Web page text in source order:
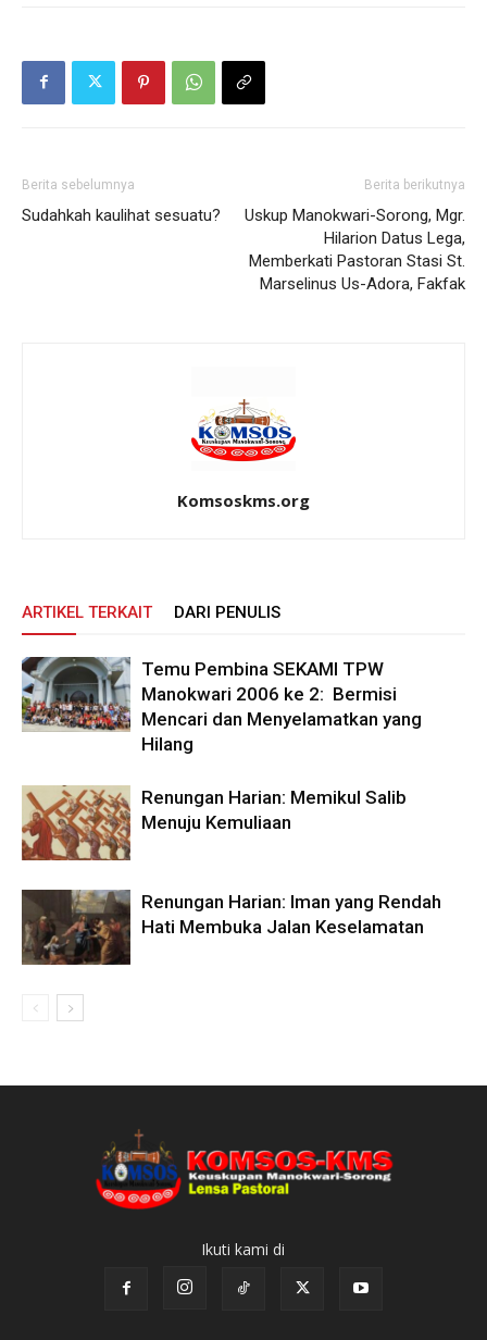
Berita sebelumnya
Sudahkah kaulihat sesuatu?
Berita berikutnya
Uskup Manokwari-Sorong, Mgr.
Hilarion Datus Lega,
Memberkati Pastoran Stasi St.
Marselinus Us-Adora, Fakfak
Komsoskms.org
ARTIKEL TERKAIT DARI PENULIS
Temu Pembina SEKAMI TPW
Manokwari 2006 ke 2: Bermisi
Mencari dan Menyelamatkan yang
Hilang
Renungan Harian: Memikul Salib
Menuju Kemuliaan
Renungan Harian: Iman yang Rendah
Hati Membuka Jalan Keselamatan
Ikuti kami di